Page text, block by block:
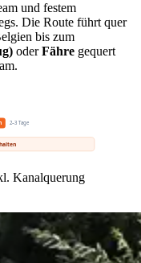
und festem
Die Route führt quer
bis zum
oderFähre gequert
2–3 Tage
Kanalquerung